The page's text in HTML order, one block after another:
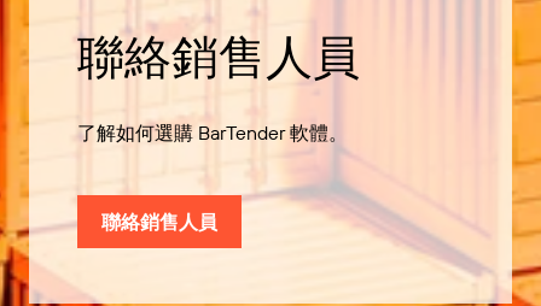
聯絡銷售人員
了解如何選購 BarTender 軟體。
聯絡銷售人員